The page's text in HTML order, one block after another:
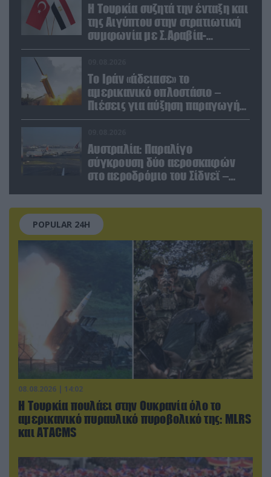
Η Τουρκία συζητά την ένταξη και
της Αιγύπτου στην στρατιωτική
συμφωνία με Σ.Αραβία-
Πακιστάν
Το Ιράν «άδειασε» το
αμερικανικό οπλοστάσιο –
Πιέσεις για αύξηση παραγωγής
Patriot και THAAD
Αυστραλία: Παραλίγο
σύγκρουση δύο αεροσκαφών
στο αεροδρόμιο του Σίδνεϊ –
POPULAR 24H
08.08.2026 | 14:02
Η Τουρκία πουλάει στην Ουκρανία όλο το
αμερικανικό πυραυλικό πυροβολικό της: MLRS
και ΑΤΑCMS